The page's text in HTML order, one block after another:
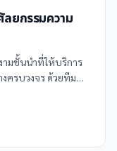
ยกรรมความ
ามชั้นนำที่ให้บริการ
ครบวงจร ด้วยทีม